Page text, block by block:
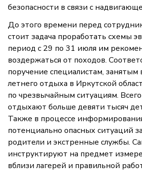
безопасности в связи с
До этого времени перед
стоит задача проработать схемы
период с 29 по 31 июля им
воздержаться от походов.
поручение специалистам, занятым
летнего отдыха в Иркутской
по чрезвычайным ситуациям.
отдыхают больше девяти тысяч
Также в процессе
потенциально опасных ситуаций
родители и экстренные службы.
инструктируют на предмет
вблизи лагерей и правильной